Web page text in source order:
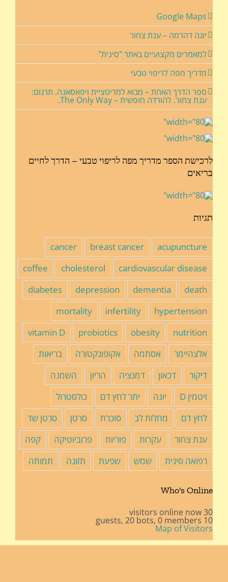
Google Maps
יוגה דהרמה – ענת צחור
למאמרים מקצועיים באתר "סינית"
מדריך מפה לריפוי טבעי
ספר הדרך האחת – מבוא למדיטציית ויפאסאנה. תרגום:
ענת צחור. להורדה חופשית – The Only Way.
לרכישת הספר מדריך מפה לריפוי טבעי – הדרך לחיים
בריאים
תגיות
acupuncture
breast cancer
cancer
cardiovascular disease
cholesterol
coffee
death
dementia
depression
diabetes
hypertension
infertility
mortality
nutrition
obesity
probiotics
vitamin D
אלצהיימר
אסתמה אקופונקטורה
בריאות
דיקור
דכאון דמנציה הריון
השמנה
ויטמין D
יוגה יתר לחץ דם
כולסטרול
לחץ דם
מחלות לב סוכרת סרטן
סרטן שד
ענת צחור
עקרות פוריות פרוביוטיקה
קפה
רפואה סינית
שמש שפעת תזונה תמותה
Who's Online
30 visitors online now
10 guests,
20 bots, 0 members
Map of Visitors